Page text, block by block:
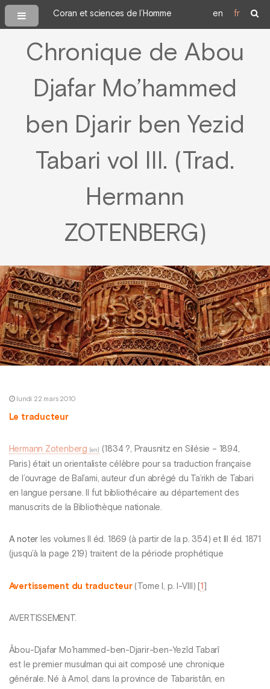
Coran et sciences de l’Homme en fr
Chronique de Abou
Djafar Mo’hammed
ben Djarir ben Yezid
Tabari vol III. (Trad.
Hermann
ZOTENBERG)
lundi 22 mars 2010
Le traducteur
Hermann Zotenberg
(1834 ?, Prausnitz en Silésie – 1894,
Paris) était un orientaliste célèbre pour sa traduction française
de l’ouvrage de Bal’ami, auteur d’un abrégé du Ta’rikh de Tabari
en langue persane. Il fut bibliothécaire au département des
manuscrits de la Bibliothèque nationale.
A noter les volumes II éd. 1869 (à partir de la p. 354) et III éd. 1871
(jusqu’à la page 219) traitent de la période prophétique
Avertissement du traducteur(Tome I, p. I-VIII) 1
AVERTISSEMENT.
Âbou-Djafar Mo’hammed-ben-Djarir-ben-Yezîd Tabarî
est le premier musulman qui ait composé une chronique
générale. Né à Amol, dans la province de Tabaristân, en